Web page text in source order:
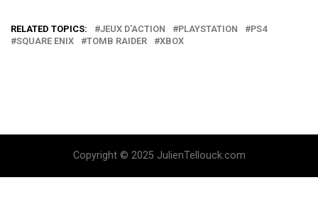
RELATED TOPICS: JEUX D'ACTION PLAYSTATION
PS4
SQUARE ENIX
TOMB RAIDER XBOX
Copyright © 2025 JulienTellouck.com